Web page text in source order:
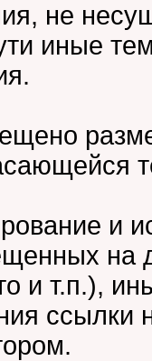
не
иные
и
на
и т.п.),
ссылки